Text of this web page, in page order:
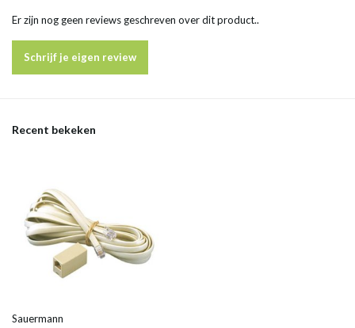
Er zijn nog geen reviews geschreven over dit product..
Schrijf je eigen review
Recent bekeken
Sauermann